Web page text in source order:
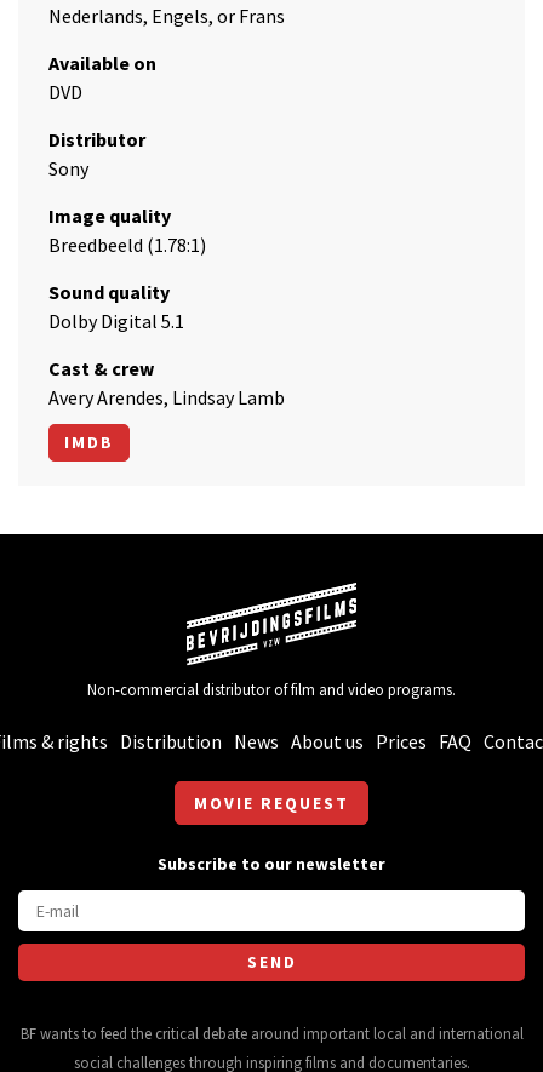
Nederlands, Engels, or Frans
Available on
DVD
Distributor
Sony
Image quality
Breedbeeld (1.78:1)
Sound quality
Dolby Digital 5.1
Cast & crew
Avery Arendes, Lindsay Lamb
IMDB
Non-commercial distributor of film and video programs.
& rights Distribution News About us Prices FAQ
MOVIE REQUEST
Subscribe to our newsletter
BF wants to feed the critical debate around important local and international
social challenges through inspiring films and documentaries.